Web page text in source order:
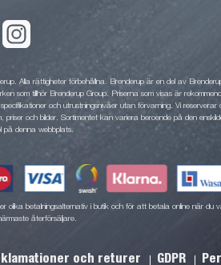
Alla rättigheter förbehållna. Brenderup är en del av
som tillhör Brenderup Group. Priserna som visas är
och utrustningsnivåer utan förvarning. Vi reserverar
priser och bilder. Sortimentet kan variera beroende på den
på denna webbplats.
olika betalningsalternativ i butik och för att betala online när du
återförsäljare.
och returer GDPR